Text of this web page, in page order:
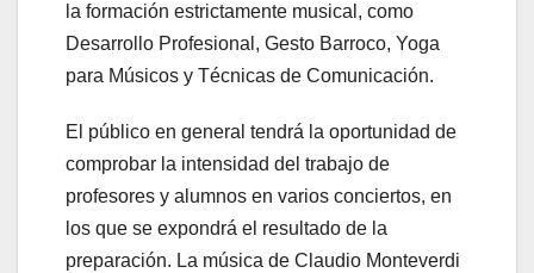
la formación estrictamente musical, como
Desarrollo Profesional, Gesto Barroco, Yoga
para Músicos y Técnicas de Comunicación.
El público en general tendrá la oportunidad de
comprobar la intensidad del trabajo de
profesores y alumnos en varios conciertos, en
los que se expondrá el resultado de la
preparación. La música de Claudio Monteverdi